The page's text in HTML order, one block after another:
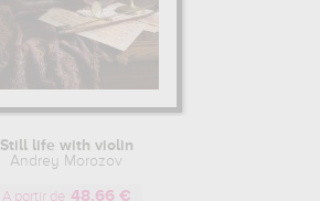
Still life with violin
Andrey Morozov
A partir de 48.66 €